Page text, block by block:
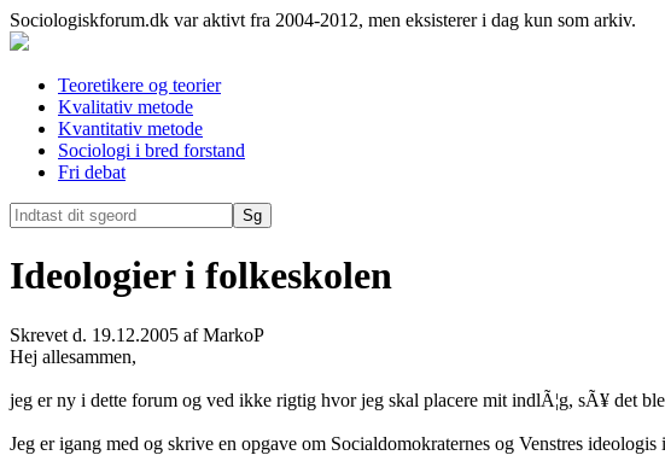
Sociologiskforum.dk var aktivt fra 2004-2012, men eksisterer i dag kun som arkiv.
Teoretikere og teorier
Kvalitativ metode
Kvantitativ metode
Sociologi i bred forstand
Fri debat
Ideologier i folkeskolen
Skrevet d. 19.12.2005 af MarkoP
Hej allesammen,
jeg er ny i dette forum og ved ikke rigtig hvor jeg skal placere mit indlÃ¦g, sÃ¥ det
Jeg er igang med og skrive en opgave om Socialdomokraternes og Venstres